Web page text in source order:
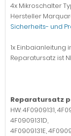
4x Mikroschalter
Hersteller
Sicherheits- und
1x Einbaianleitung
Reparatursatz ist
Reparatursatz
HW: 4F0909131,
4F0909131D,
4F0909131E,